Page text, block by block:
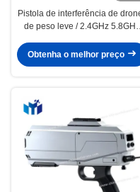
Pistola de interferência de
de peso leve / 2.4GHz 5.8GHz
Obtenha o melhor preço